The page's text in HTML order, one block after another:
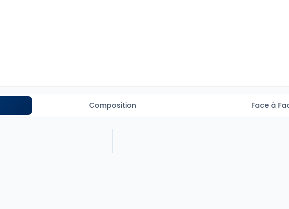
Composition Face à